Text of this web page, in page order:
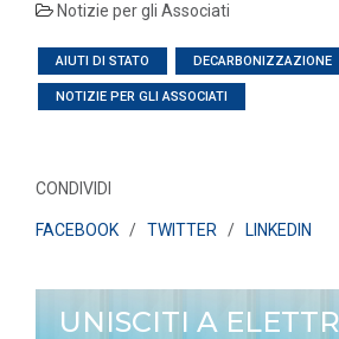
Notizie per gli Associati
AIUTI DI STATO DECARBONIZZAZIONE
NOTIZIE PER GLI ASSOCIATI
CONDIVIDI
FACEBOOK / TWITTER / LINKEDIN
UNISCITI A